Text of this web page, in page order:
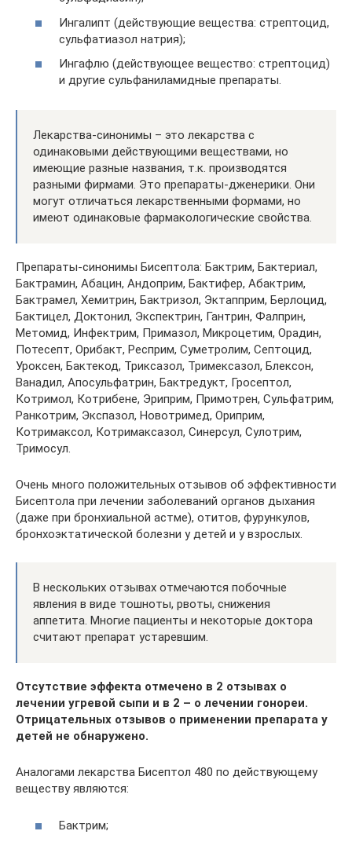
Ингалипт (действующие вещества: стрептоцид,
сульфатиазол натрия);
Ингафлю (действующее вещество: стрептоцид)
и другие сульфаниламидные препараты.
Лекарства-синонимы – это лекарства с
одинаковыми действующими веществами, но
имеющие разные названия, т.к. производятся
разными фирмами. Это препараты-дженерики. Они
могут отличаться лекарственными формами, но
имеют одинаковые фармакологические свойства.
Препараты-синонимы Бисептола: Бактрим, Бактериал,
Бактрамин, Абацин, Андоприм, Бактифер, Абактрим,
Бактрамел, Хемитрин, Бактризол, Эктапприм, Берлоцид,
Бактицел, Доктонил, Экспектрин, Гантрин, Фалприн,
Метомид, Инфектрим, Примазол, Микроцетим, Орадин,
Потесепт, Орибакт, Респрим, Суметролим, Септоцид,
Уроксен, Бактекод, Триксазол, Тримексазол, Блексон,
Ванадил, Апосульфатрин, Бактредукт, Гросептол,
Котримол, Котрибене, Эриприм, Примотрен, Сульфатрим,
Ранкотрим, Экспазол, Новотримед, Ориприм,
Котримаксол, Котримаксазол, Синерсул, Сулотрим,
Тримосул.
Очень много положительных отзывов об эффективности
Бисептола при лечении заболеваний органов дыхания
(даже при бронхиальной астме), отитов, фурункулов,
бронхоэктатической болезни у детей и у взрослых.
В нескольких отзывах отмечаются побочные
явления в виде тошноты, рвоты, снижения
аппетита. Многие пациенты и некоторые доктора
считают препарат устаревшим.
Отсутствие эффекта отмечено в 2 отзывах о
лечении угревой сыпи и в 2 – о лечении гонореи.
Отрицательных отзывов о применении препарата у
детей не обнаружено.
Аналогами лекарства Бисептол 480 по действующему
веществу являются:
Бактрим;